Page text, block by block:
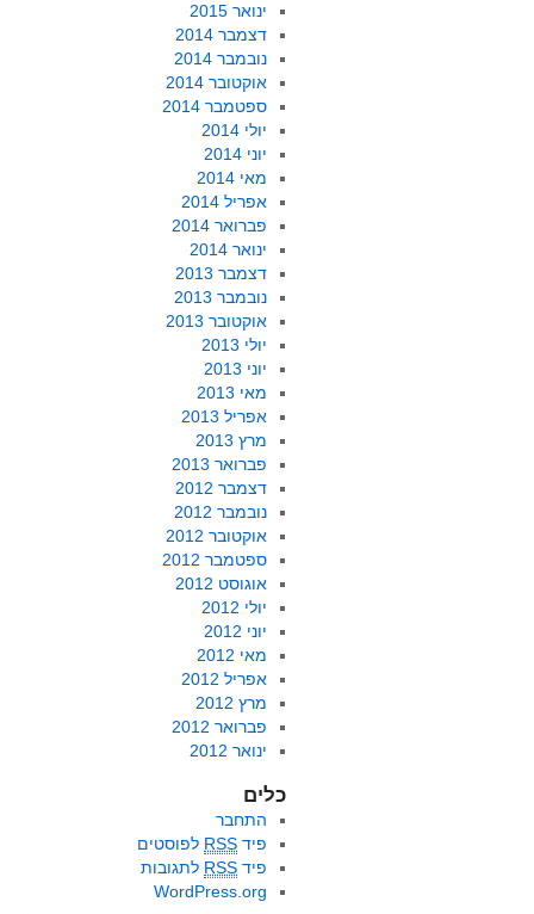
ינואר 2015
דצמבר 2014
נובמבר 2014
אוקטובר 2014
ספטמבר 2014
יולי 2014
יוני 2014
מאי 2014
אפריל 2014
פברואר 2014
ינואר 2014
דצמבר 2013
נובמבר 2013
אוקטובר 2013
יולי 2013
יוני 2013
מאי 2013
אפריל 2013
מרץ 2013
פברואר 2013
דצמבר 2012
נובמבר 2012
אוקטובר 2012
ספטמבר 2012
אוגוסט 2012
יולי 2012
יוני 2012
מאי 2012
אפריל 2012
מרץ 2012
פברואר 2012
ינואר 2012
כלים
התחבר
פיד RSS לפוסטים
פיד RSS לתגובות
WordPress.org